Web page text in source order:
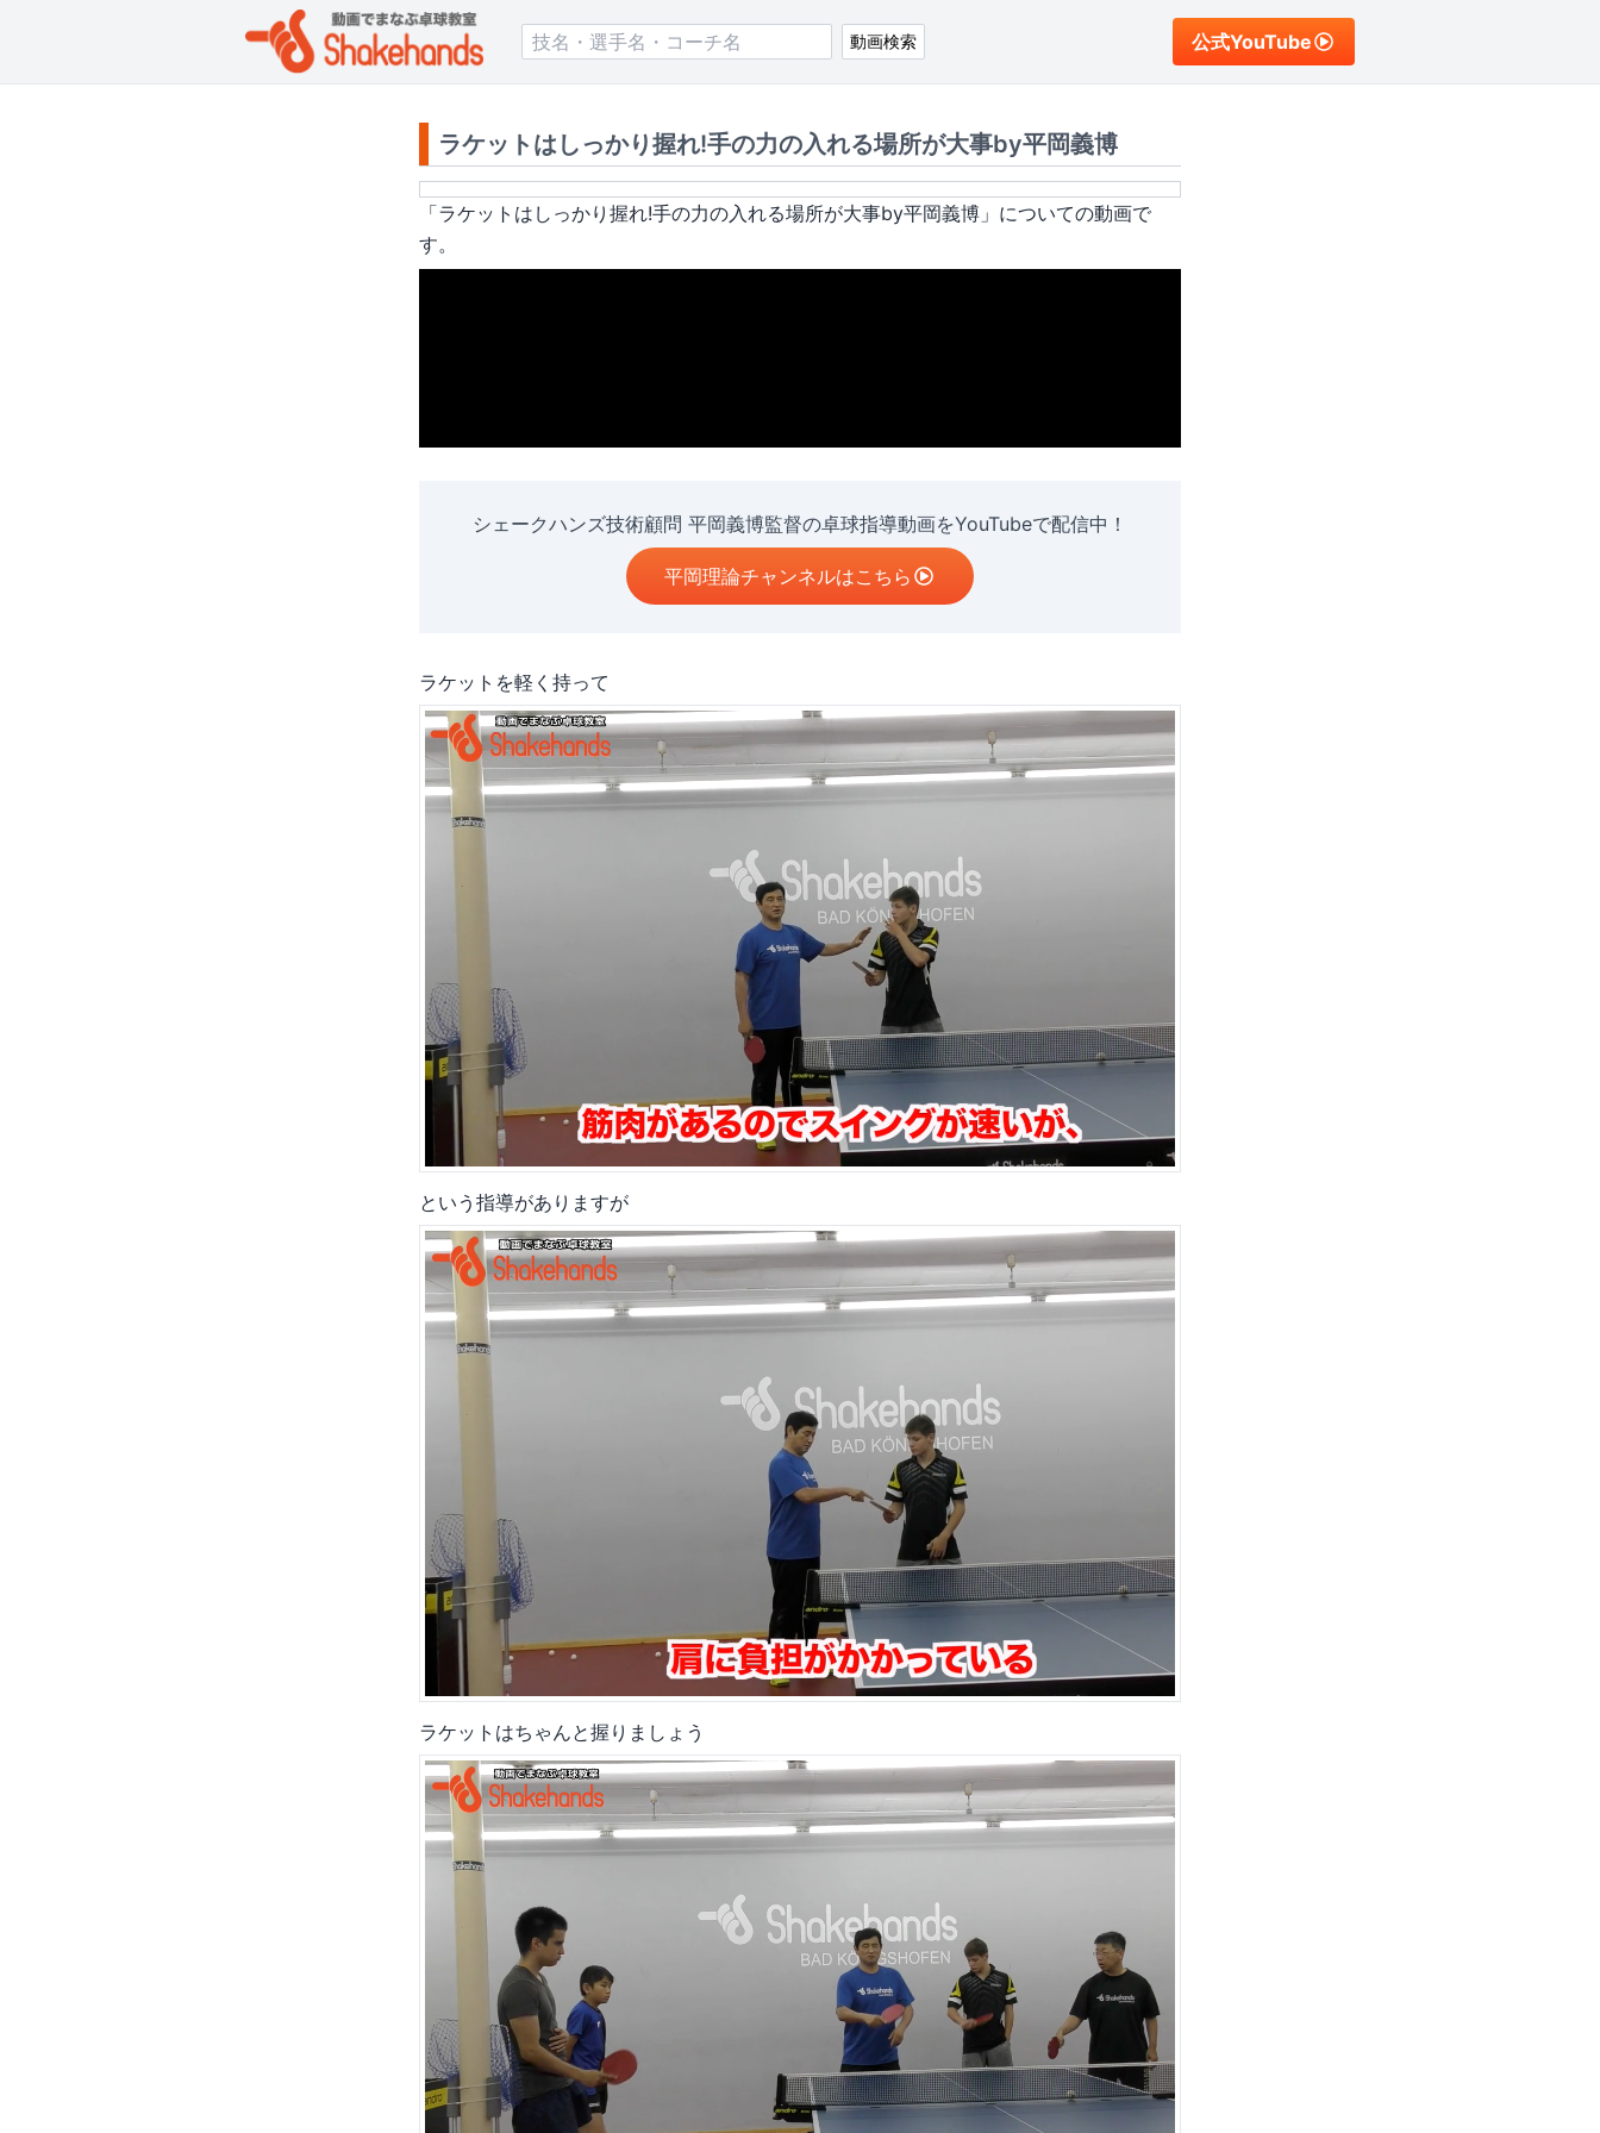
動画検索 公式YouTube
ラケットはしっかり握れ!手の力の入れる場所が大事by平岡義博
「ラケットはしっかり握れ!手の力の入れる場所が大事by平岡義博 」についての動画で
す。
シェークハンズ技術顧問 平岡義博監督の卓球指導動画をYouTubeで配信中！
平岡理論チャンネルはこちら
ラケットを軽く持って
という指導がありますが
ラケットはちゃんと握りましょう